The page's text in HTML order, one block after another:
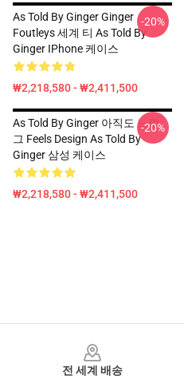
As Told By Ginger Ginger
Foutleys 세계 티 As Told By
Ginger IPhone 케이스
₩2,218,580 - ₩2,411,500
-20%
As Told By Ginger 아직도 느낌
그 Feels Design As Told By
Ginger 삼성 케이스
₩2,218,580 - ₩2,411,500
-20%
전 세계 배송